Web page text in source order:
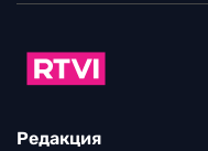
Редакция